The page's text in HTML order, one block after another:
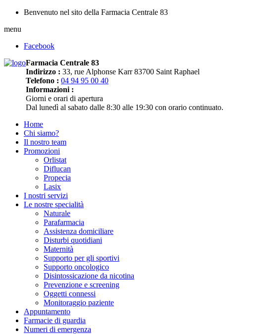
Benvenuto nel sito della Farmacia Centrale 83
menu
Facebook
Farmacia Centrale 83
Indirizzo : 33, rue Alphonse Karr 83700 Saint Raphael
Telefono : 04 94 95 00 40
Informazioni :
Giorni e orari di apertura
Dal lunedì al sabato dalle 8:30 alle 19:30 con orario continuato.
Home
Chi siamo?
Il nostro team
Promozioni
Orlistat
Diflucan
Propecia
Lasix
I nostri servizi
Le nostre specialità
Naturale
Parafarmacia
Assistenza domiciliare
Disturbi quotidiani
Maternità
Supporto per gli sportivi
Supporto oncologico
Disintossicazione da nicotina
Prevenzione e screening
Oggetti connessi
Monitoraggio paziente
Appuntamento
Farmacie di guardia
Numeri di emergenza